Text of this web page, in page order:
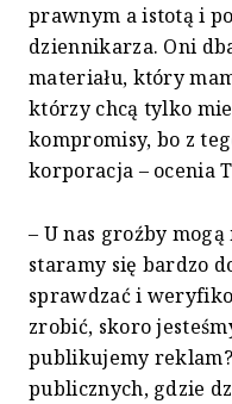
prawnym a istotą i
dziennikarza. Oni
materiału, który
którzy chcą tylko
kompromisy, bo z
korporacja – ocenia
– U nas groźby
staramy się bardzo
sprawdzać i
zrobić, skoro
publikujemy
publicznych, gdzie